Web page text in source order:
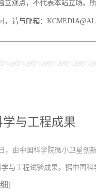
立观点，不代表本站立场。
，请与邮箱：
与工程成果
，由中国科学院微小卫星创
与工程试验成果。据中国
]